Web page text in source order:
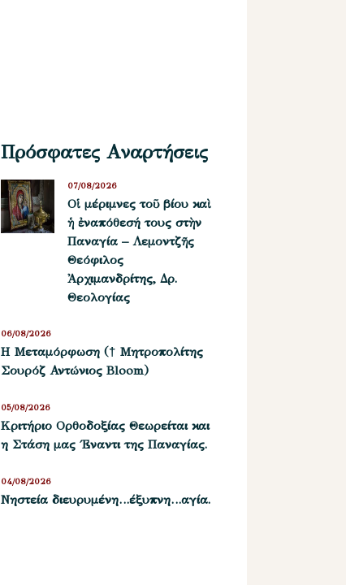
Πρόσφατες Αναρτήσεις
Οἱ μέριμνες τοῦ βίου καὶ
ἡ ἐναπόθεσή τους στὴν
Παναγία – Λεμοντζῆς
Θεόφιλος
Ἀρχιμανδρίτης, Δρ.
Θεολογίας
07/08/2026
Η Μεταμόρφωση († Μητροπολίτης
Σουρόζ Αντώνιος Bloom)
06/08/2026
Kριτήριο Oρθοδοξίας Θεωρείται και
η Στάση μας ΄Εναντι της Παναγίας.
05/08/2026
Νηστεία διευρυμένη…έξυπνη…αγία.
04/08/2026